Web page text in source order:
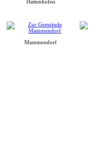
Hattenhofen
Mammendorf